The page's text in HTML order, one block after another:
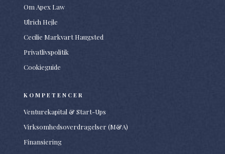
Om Apex Law
Ulrich Hejle
Cecilie Markvart Haugsted
Privatlivspolitik
Cookieguide
KOMPETENCER
Venturekapital & Start-Ups
Virksomhedsoverdragelser (M&A)
Finansiering